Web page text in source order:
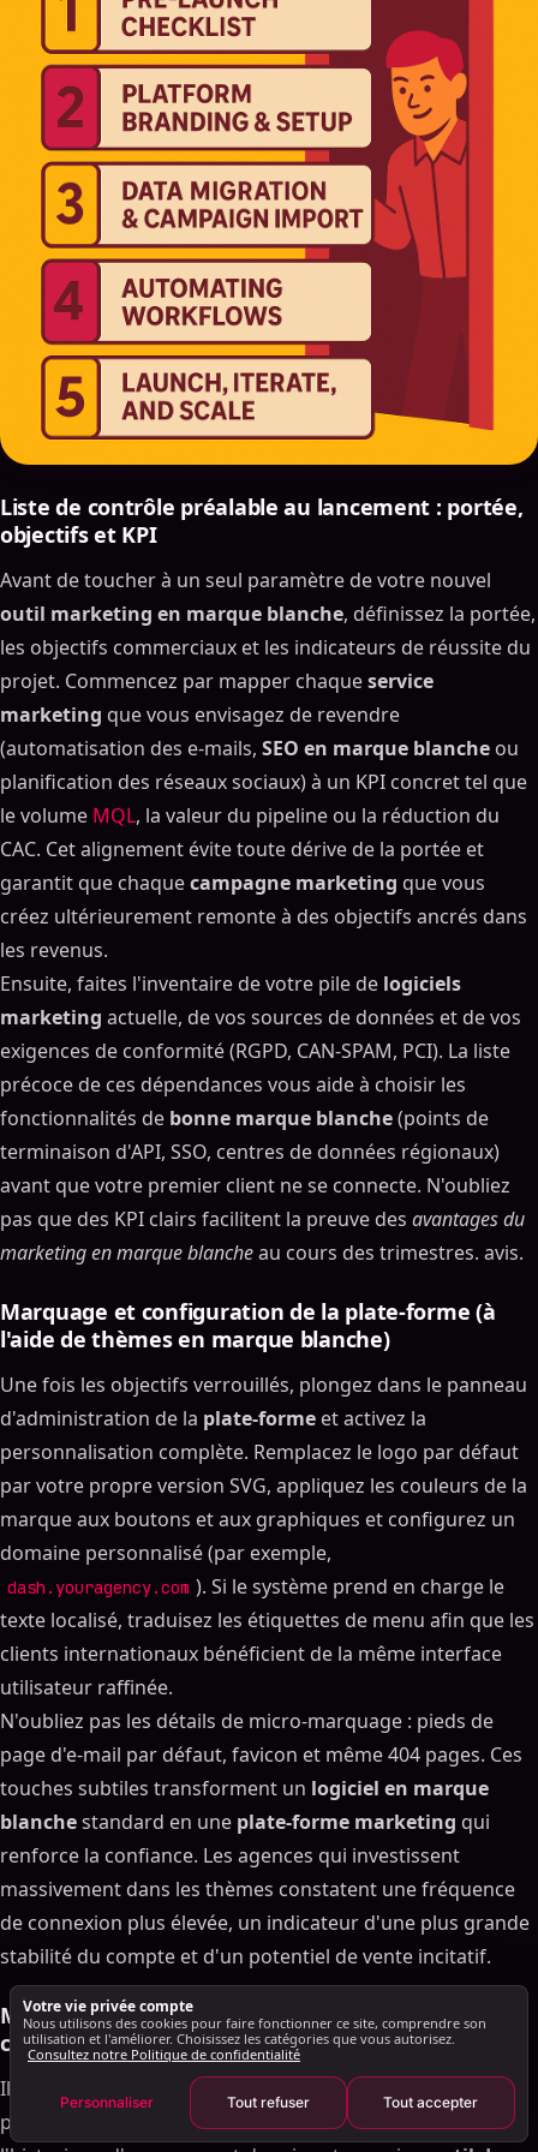
Liste de contrôle préalable au lancement : portée,
objectifs et KPI
Marquage et configuration de la plate-forme (à
l'aide de thèmes en marque blanche)
Migration de données et importation de
campagnes
Automatisation des flux de travail avec les
fonctionnalités logicielles en marque blanche
Lancement, itération et mise à l'échelle : mise en
œuvre du marketing en marque blanche tools
Comment choisir les meilleurs outils de marque
blanche pour votre Agence
Ajustement des fonctionnalités ou « outil pour votre
agence »
Prise en charge des SLA et de la feuille de route
alignement
Liste de contrôle pour choisir le bon partenaire en
Services marketing courants en marque blanche que
vous pouvez offrir
Automatisation du courrier électronique et du
marketing Les campagnes
SEO et contenu avec les outils de marketing de
label pour les agences
Réseaux sociaux et publicités payantes via les
suites numériques en marque blanche
Analyse client via la gestion du marketing de
marque. Portails
Étude de cas : faire évoluer une agence avec
l'automatisation du marketing en marque blanche
Logiciel
Contexte, défis et objectifs
Solution : adoption d'un outil de marketing unifié
Résultats : ROI, fidélisation des clients et nouvelles
sources de revenus
FAQ sur les logiciels de marketing en marque
« Le marché en marque blancheng logiciel
sécurisé ?"
« Quelle est la différence entre un outil de gestion
« Comment sélectionner la meilleure solution en
marque blanche ? logiciel d'automatisation du
marketing pour les agences qui couvre déjà 90 %
de vos besoins. Vérifiez les API ouvertes, examinez
les prix par rapport aux scénarios de volume et
planifiez un test sandbox pour implémenter des
outils de marketing en marque blanche avec un
client réel. Enfin, évaluez la profondeur du SLA,
l'orientation de la feuille de route et les avantages
des partenaires. Suivez ce processus et vous serez.
choisir le bon partenaire en marque blanche qui
s'aligne sur vos marges et votre trajectoire de
croissance.Conclusion et appel à l'actionEn unissant
Grâce aux capacités d'automatisation du marketing
et de marque blanche au sein d'une plate-forme
gagnent sur tous les fronts : des cycles de
lancement ultra-rapides, des marges bénéficiaires
plus larges et une fidélisation hermétique des
clients. Au lieu de jongler avec quatre outils
différents, vous obtenez un seul module logiciel de
marketing par e-mail, un parcours par glisser-
déposer. et un centre d'analyse en temps réel, le
votre équipe de se concentrer sur les services
marketing à forte valeur ajoutée destinés à ses
clients plutôt que sur des intégrations et une
maintenance sans fin.Prêt à trouver le bon blanc
label partenaire ?💬 Réservez une démo de 30
minutes pour découvrir comment la suite unifiée de
SalesMind AI s'adapte à votre feuille de route et
s'adapte à votre agence.‍
Conclusion et appel à l'action
Liste de contrôle préalable au lancement : portée,
objectifs et KPI
Avant de toucher à un seul paramètre de votre nouvel
outil marketing en marque blanche, définissez la portée,
les objectifs commerciaux et les indicateurs de réussite du
projet. Commencez par mapper chaqueservice
marketing que vous envisagez de revendre
(automatisation des e-mails, SEO en marque blanche ou
planification des réseaux sociaux) à un KPI concret tel que
le volume MQL, la valeur du pipeline ou la réduction du
CAC. Cet alignement évite toute dérive de la portée et
garantit que chaquecampagne marketing que vous
créez ultérieurement remonte à des objectifs ancrés dans
les revenus.
Ensuite, faites l'inventaire de votre pile de logiciels
marketing actuelle, de vos sources de données et de vos
exigences de conformité (RGPD, CAN-SPAM, PCI). La liste
précoce de ces dépendances vous aide à choisir les
fonctionnalités de bonne marque blanche(points de
terminaison d'API, SSO, centres de données régionaux)
avant que votre premier client ne se connecte. N'oubliez
pas que des KPI clairs facilitent la preuve des avantages du
marketing en marque blancheau cours des trimestres. avis.
Marquage et configuration de la plate-forme (à
l'aide de thèmes en marque blanche)
Une fois les objectifs verrouillés, plongez dans le panneau
d'administration de la plate-forme et activez la
personnalisation complète. Remplacez le logo par défaut
par votre propre version SVG, appliquez les couleurs de la
marque aux boutons et aux graphiques et configurez un
domaine personnalisé (par exemple,
dash.youragency.com ). Si le système prend en charge le
texte localisé, traduisez les étiquettes de menu afin que les
clients internationaux bénéficient de la même interface
utilisateur raffinée.
N'oubliez pas les détails de micro-marquage : pieds de
page d'e-mail par défaut, favicon et même 404 pages. Ces
touches subtiles transforment un logiciel en marque
blanchestandard en une plate-forme marketing qui
renforce la confiance. Les agences qui investissent
massivement dans les thèmes constatent une fréquence
de connexion plus élevée, un indicateur d'une plus grande
stabilité du compte et d'un potentiel de vente incitatif.
Migration de données et importation de
campagnes
Il est maintenant temps de déplacer les matières
premières. Exportez les contacts, les segments et
Votre vie privée compte
Nous utilisons des cookies pour faire fonctionner ce site, comprendre son
utilisation et l'améliorer. Choisissez les catégories que vous autorisez.
Consultez notre Politique de confidentialité
Personnaliser Tout refuser Tout accepter